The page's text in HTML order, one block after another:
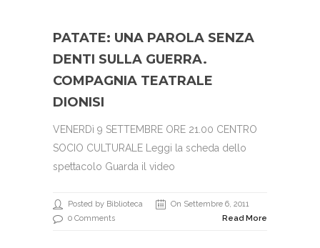
PATATE: UNA PAROLA SENZA
DENTI SULLA GUERRA.
COMPAGNIA TEATRALE
DIONISI
VENERDì 9 SETTEMBRE ORE 21.00 CENTRO
SOCIO CULTURALE Leggi la scheda dello
spettacolo Guarda il video
Posted by Biblioteca
On Settembre 6, 2011
0 Comments
Read More